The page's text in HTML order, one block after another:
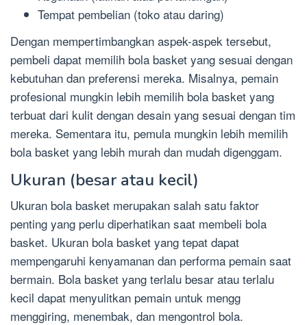
Tempat pembelian (toko atau daring)
Dengan mempertimbangkan aspek-aspek tersebut,
pembeli dapat memilih bola basket yang sesuai dengan
kebutuhan dan preferensi mereka. Misalnya, pemain
profesional mungkin lebih memilih bola basket yang
terbuat dari kulit dengan desain yang sesuai dengan tim
mereka. Sementara itu, pemula mungkin lebih memilih
bola basket yang lebih murah dan mudah digenggam.
Ukuran (besar atau kecil)
Ukuran bola basket merupakan salah satu faktor
penting yang perlu diperhatikan saat membeli bola
basket. Ukuran bola basket yang tepat dapat
mempengaruhi kenyamanan dan performa pemain saat
bermain. Bola basket yang terlalu besar atau terlalu
kecil dapat menyulitkan pemain untuk mengg
menggiring, menembak, dan mengontrol bola.